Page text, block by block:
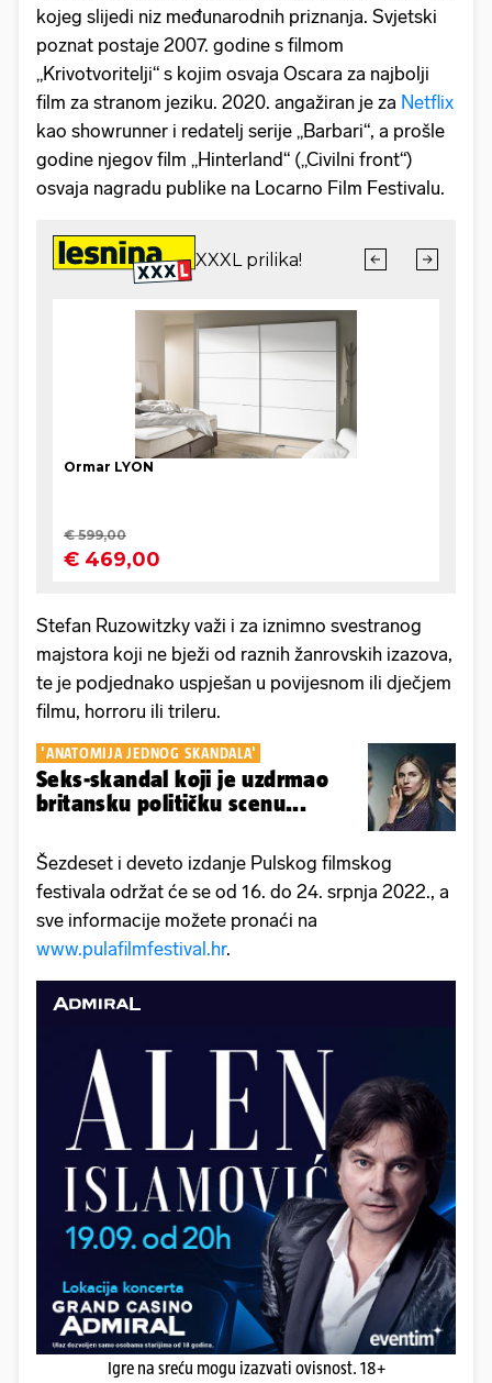
kojeg slijedi niz međunarodnih priznanja. Svjetski
poznat postaje 2007. godine s filmom
„Krivotvoritelji“ s kojim osvaja Oscara za najbolji
film za stranom jeziku. 2020. angažiran je za Netflix
kao showrunner i redatelj serije „Barbari“, a prošle
godine njegov film „Hinterland“ („Civilni front“)
osvaja nagradu publike na Locarno Film Festivalu.
Stefan Ruzowitzky važi i za iznimno svestranog
majstora koji ne bježi od raznih žanrovskih izazova,
te je podjednako uspješan u povijesnom ili dječjem
filmu, horroru ili trileru.
'ANATOMIJA JEDNOG SKANDALA'
Seks-skandal koji je uzdrmao
britansku političku scenu...
Šezdeset i deveto izdanje Pulskog filmskog
festivala održat će se od 16. do 24. srpnja 2022., a
sve informacije možete pronaći na
www.pulafilmfestival.hr.
Igre na sreću mogu izazvati ovisnost. 18+